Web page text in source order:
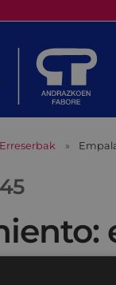
Erreserbak